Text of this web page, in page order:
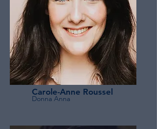
Carole-Anne Roussel
Donna Anna